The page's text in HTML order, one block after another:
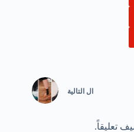
ال التالية
تعليقاً.